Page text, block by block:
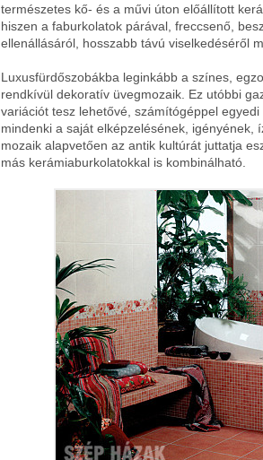
természetes kő- és a művi úton előállított
hiszen a faburkolatok párával, freccsenő,
ellenállásáról, hosszabb távú viselkedéséről
Luxusfürdőszobákba leginkább a színes,
rendkívül dekoratív üvegmozaik. Ez utóbbi
variációt tesz lehetővé, számítógéppel
mindenki a saját elképzelésének,
mozaik alapvetően az antik kultúrát juttatja
más kerámiaburkolatokkal is kombinálható.